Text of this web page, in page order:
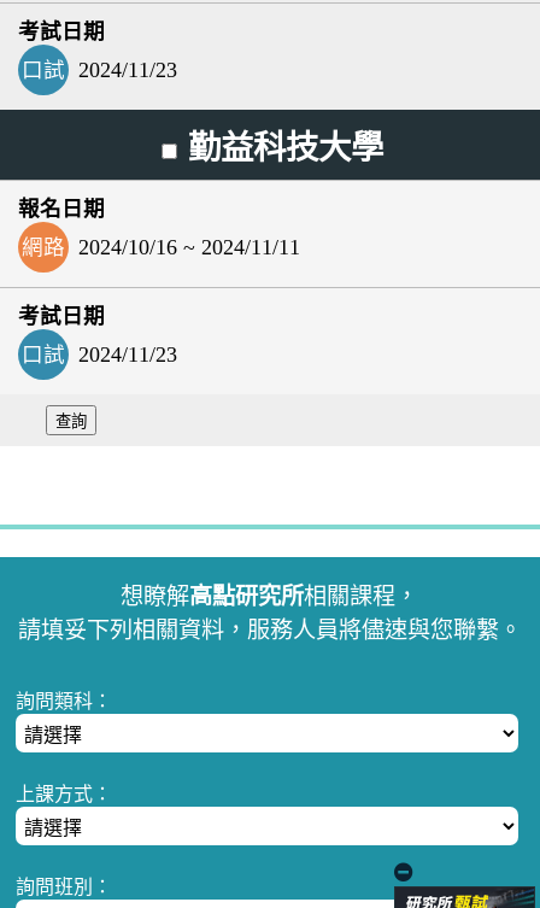
口試 2024/11/23
勤益科技大學
網路 2024/10/16 ~ 2024/11/11
口試 2024/11/23
想瞭解高點研究所相關課程，
請填妥下列相關資料，服務人員將儘速與您聯繫。
詢問類科：
上課方式：
詢問班別：